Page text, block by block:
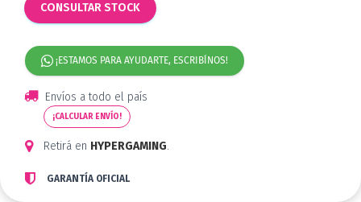
CONSULTAR STOCK
¡ESTAMOS PARA AYUDARTE, ESCRIBÍNOS!
Envíos a todo el país
¡CALCULAR ENVÍO!
Retirá en HYPERGAMING.
GARANTÍA OFICIAL